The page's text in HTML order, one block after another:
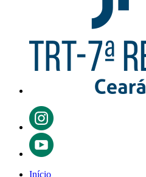
Início